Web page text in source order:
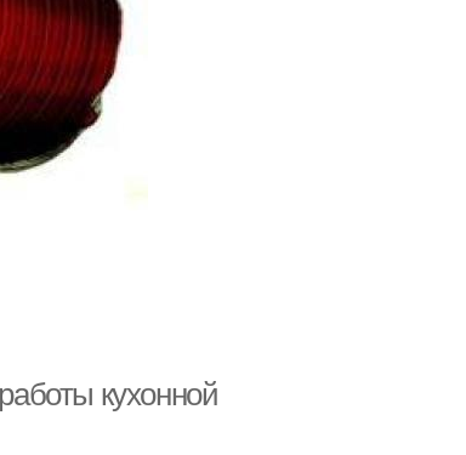
кухонной